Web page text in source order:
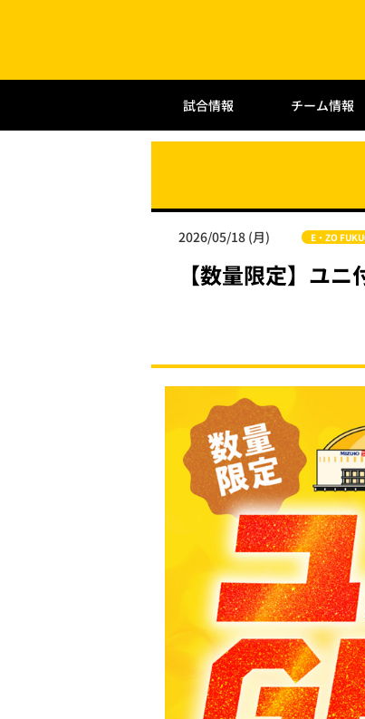
試合情報 チーム情報
2026/05/18 (月) E・ZO
【数量限定】ユ